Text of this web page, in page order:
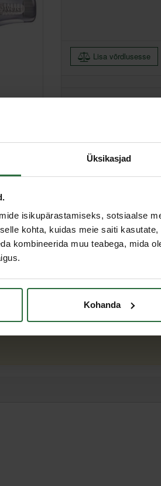
Üksikasjad
isikupärastamiseks, sotsiaalse
kohta, kuidas meie saiti
kombineerida muu teabega, mida
Kohanda
Lisa võrdlusesse